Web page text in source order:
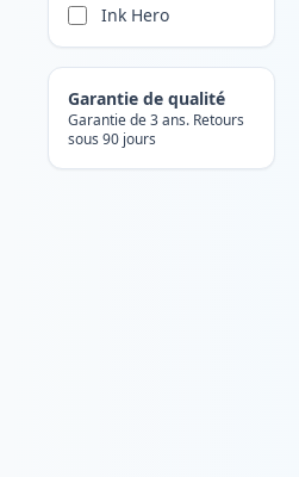
Ink Hero
Garantie de qualité
Garantie de 3 ans. Retours
sous 90 jours